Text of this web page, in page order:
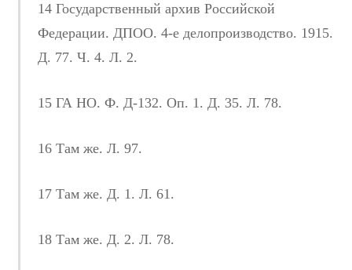
14 Государственный архив Российской
Федерации. ДПОО. 4-е делопроизводство. 1915.
Д. 77. Ч. 4. Л. 2.
15 ГА НО. Ф. Д-132. Оп. 1. Д. 35. Л. 78.
16 Там же. Л. 97.
17 Там же. Д. 1. Л. 61.
18 Там же. Д. 2. Л. 78.